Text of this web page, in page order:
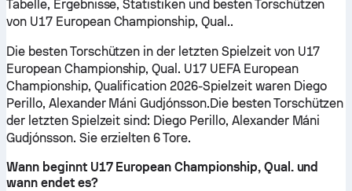
Tabelle, Ergebnisse, Statistiken und besten Torschützen
von U17 European Championship, Qual..
Die besten Torschützen in der letzten Spielzeit von U17
European Championship, Qual. U17 UEFA European
Championship, Qualification 2026-Spielzeit waren Diego
Perillo, Alexander Máni Gudjónsson.Die besten Torschützen
der letzten Spielzeit sind: Diego Perillo, Alexander Máni
Gudjónsson. Sie erzielten 6 Tore.
Wann beginnt U17 European Championship, Qual. und
wann endet es?